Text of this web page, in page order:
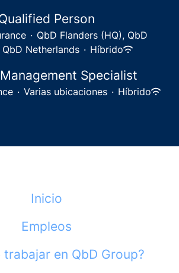
Person
· QbD Flanders (HQ), QbD
QbD Netherlands · Híbrido
Specialist
· Varias ubicaciones · Híbrido
Inicio
Empleos
trabajar en QbD Group?